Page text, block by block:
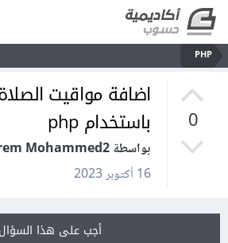
PHP
0
اضافة مواقيت
باستخدام php
بواسطة Karem Mohammed2
16 أكتوبر 2023
أجب على هذا السؤال